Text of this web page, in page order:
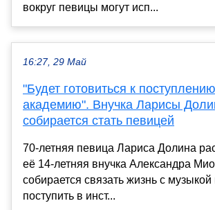
вокруг певицы могут исп...
16:27, 29 Май
"Будет готовиться к
академию". Внучка Ларисы
собирается стать певицей
70-летняя певица Лариса Долина
её 14-летняя внучка Александра
собирается связать жизнь с музыкой
поступить в инст...